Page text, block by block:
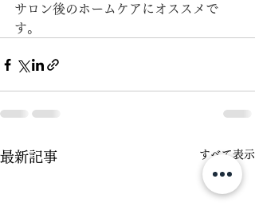
サロン後のホームケアにオススメで
す。
最新記事 すべて表示